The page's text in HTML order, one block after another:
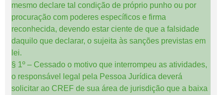
mesmo declare tal condição de próprio punho ou por
procuração com poderes específicos e firma
reconhecida, devendo estar ciente de que a falsidade
daquilo que declarar, o sujeita às sanções previstas em
lei.
§ 1º – Cessado o motivo que interrompeu as atividades,
o responsável legal pela Pessoa Jurídica deverá
solicitar ao CREF de sua área de jurisdição que a baixa